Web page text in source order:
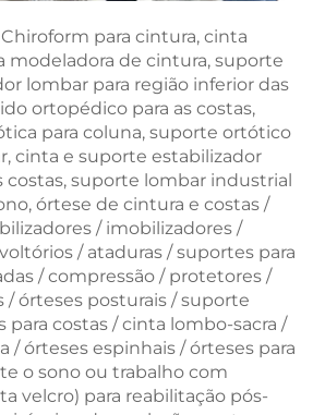
para cintura, cinta
modeladora de cintura, suporte
lombar para região inferior das
ortopédico para as costas,
para coluna, suporte ortótico
cinta e suporte estabilizador
costas, suporte lombar industrial
órtese de cintura e costas /
/ imobilizadores /
/ ataduras / suportes para
/ compressão / protetores /
/ órteses posturais / suporte
para costas / cinta lombo-sacra /
/ órteses espinhais / órteses para
o sono ou trabalho com
velcro) para reabilitação pós-